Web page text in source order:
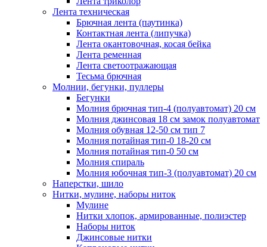
Лента техническая
Брючная лента (паутинка)
Контактная лента (липучка)
Лента окантовочная, косая бейка
Лента ременная
Лента светоотражающая
Тесьма брючная
Молнии, бегунки, пуллеры
Бегунки
Молния брючная тип-4 (полуавтомат) 20 см
Молния джинсовая 18 см замок полуавтомат
Молния обувная 12-50 см тип 7
Молния потайная тип-0 18-20 см
Молния потайная тип-0 50 см
Молния спираль
Молния юбочная тип-3 (полуавтомат) 20 см
Наперстки, шило
Нитки, мулине, наборы ниток
Мулине
Нитки хлопок, армированные, полиэстер
Наборы ниток
Джинсовые нитки